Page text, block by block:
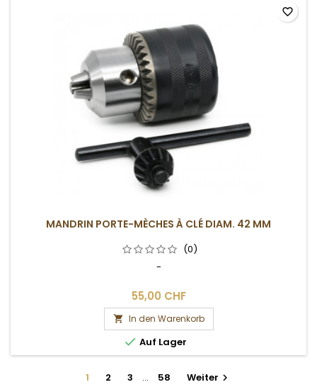
MANDRIN PORTE-MÈCHES À CLÉ DIAM. 42 MM
(0)
-
55,00 CHF
 In den Warenkorb
 Auf Lager
favorite_border
1 2 3 … 58 Weiter 